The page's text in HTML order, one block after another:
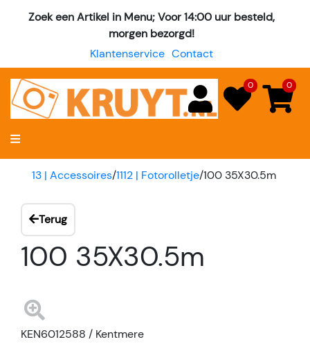
Zoek een Artikel in Menu; Voor 14:00 uur besteld,
morgen bezorgd!
Klantenservice Contact
0 0
13 | Accessoires/1112 | Fotorolletje/100 35X30.5m
Terug
100 35X30.5m
KEN6012588 / Kentmere